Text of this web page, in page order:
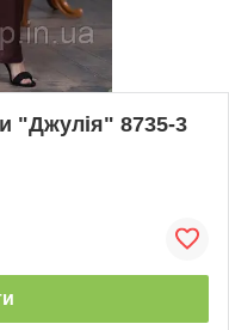
"Джулія" 8735-3